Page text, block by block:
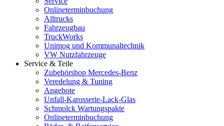
Onlineterminbuchung
Alltrucks
Fahrzeugbau
TruckWorks
Unimog und Kommunaltechnik
VW Nutzfahrzeuge
Service & Teile
Zubehörshop Mercedes-Benz
Veredelung & Tuning
Angebote
Unfall-Karosserie-Lack-Glas
Schmolck Wartungspakte
Onlineterminbuchung